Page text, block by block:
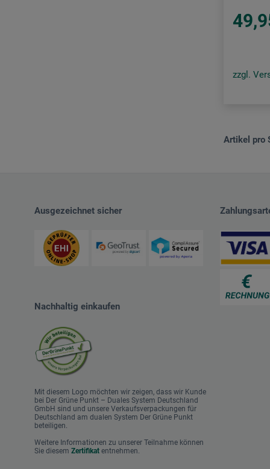
zzgl.
Artikel pro
Ausgezeichnet sicher
Nachhaltig einkaufen
Mit diesem Logo möchten wir zeigen, dass wir Kunde
bei Der Grüne Punkt – Duales System Deutschland
GmbH sind und unsere Verkaufsverpackungen für
Deutschland am dualen System Der Grüne Punkt
beteiligen.
Weitere Informationen zu unserer Teilnahme können
Sie diesem Zertifikat entnehmen.